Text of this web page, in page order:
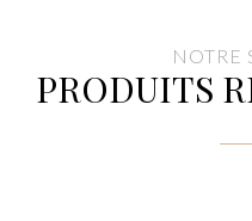
NOTRE
PRODUITS